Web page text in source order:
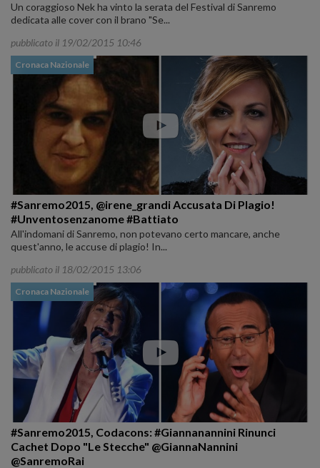
Un coraggioso Nek ha vinto la serata del Festival di Sanremo
dedicata alle cover con il brano "Se...
pubblicato il 19/02/2015 10:46
Cronaca Nazionale
#Sanremo2015, @irene_grandi Accusata Di Plagio!
#Unventosenzanome #Battiato
All'indomani di Sanremo, non potevano certo mancare, anche
quest'anno, le accuse di plagio! In...
pubblicato il 18/02/2015 13:06
Cronaca Nazionale
#Sanremo2015, Codacons: #Giannanannini Rinunci
Cachet Dopo "Le Stecche" @GiannaNannini
@SanremoRai